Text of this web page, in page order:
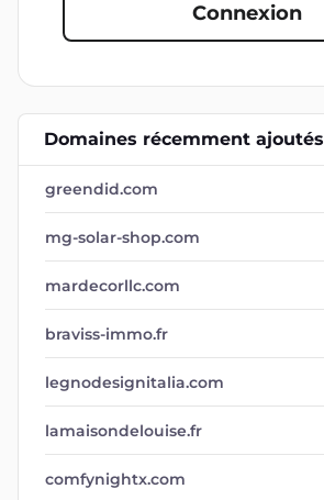
Connexion
Domaines récemment ajoutés
greendid.com
mg-solar-shop.com
mardecorllc.com
braviss-immo.fr
legnodesignitalia.com
lamaisondelouise.fr
comfynightx.com